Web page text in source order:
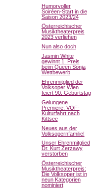
Humorvoller
Soiréen-Start in die
Saison 2023/24
Österreichischer
Musiktheaterpreis
2023 verliehen
Nun also doch
Jasmin White
gewinnt 1. Preis
beim Queen Sonja
Wettbewerb
Ehrenmitglied der
Volksoper Wien
feiert 90. Geburtstag
Gelungene
Premiere: VOF-
Kulturfahrt nach
Kittsee
Neues aus der
Volksopernfamilie!
Unser Ehrenmitglied
Dr. Kurt Zerzawy
verstorben
Österreichischer
Musiktheaterpreis:
Die Volksoper ist in
neun Kategorien
nominiert